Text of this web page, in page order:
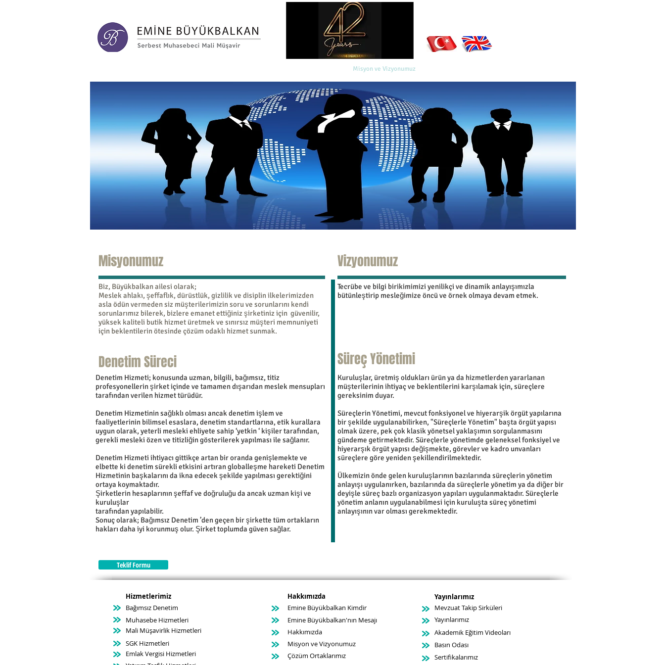
Misyon ve Vizyonumuz
Misyonumuz
Biz, Büyükbalkan ailesi olarak;
Meslek ahlakı, şeffaflık, dürüstlük, gizlilik ve disiplin ilkelerimizden
asla ödün vermeden siz müşterilerimizin soru ve sorunlarını kendi
sorunlarımız bilerek, bizlere emanet ettiğiniz şirketiniz için güvenilir,
yüksek kaliteli butik hizmet üretmek ve sınırsız müşteri memnuniyeti
için beklentilerin ötesinde çözüm odaklı hizmet sunmak.
Denetim Süreci
Denetim Hizmeti; konusunda uzman, bilgili, bağımsız, titiz
profesyonellerin şirket içinde ve tamamen dışarıdan meslek mensupları
tarafından verilen hizmet türüdür.
Denetim Hizmetinin sağlıklı olması ancak denetim işlem ve
faaliyetlerinin bilimsel esaslara, denetim standartlarına, etik kurallara
uygun olarak, yeterli mesleki ehliyete sahip ‘yetkin ‘ kişiler tarafından,
gerekli mesleki özen ve titizliğin gösterilerek yapılması ile sağlanır.
Denetim Hizmeti ihtiyacı gittikçe artan bir oranda genişlemekte ve
elbette ki denetim sürekli etkisini artıran globalleşme hareketi Denetim
Hizmetinin başkalarını da ikna edecek şekilde yapılması gerektiğini
ortaya koymaktadır.
Şirketlerin hesaplarının şeffaf ve doğruluğu da ancak uzman kişi ve
kuruluşlar
tarafından yapılabilir.
Sonuç olarak; Bağımsız Denetim ’den geçen bir şirkette tüm ortakların
hakları daha iyi korunmuş olur. Şirket toplumda güven sağlar.
Vizyonumuz
Tecrübe ve bilgi birikimimizi yenilikçi ve dinamik anlayışımızla
bütünleştirip mesleğimize öncü ve örnek olmaya devam etmek.
Süreç Yönetimi
Kuruluşlar, üretmiş oldukları ürün ya da hizmetlerden yararlanan
müşterilerinin ihtiyaç ve beklentilerini karşılamak için, süreçlere
gereksinim duyar.
Süreçlerin Yönetimi, mevcut fonksiyonel ve hiyerarşik örgüt yapılarına
bir şekilde uygulanabilirken, "Süreçlerle Yönetim" başta örgüt yapısı
olmak üzere, pek çok klasik yönetsel yaklaşımın sorgulanmasını
gündeme getirmektedir. Süreçlerle yönetimde geleneksel fonksiyel ve
hiyerarşık örgüt yapısı değişmekte, görevler ve kadro unvanları
süreçlere göre yeniden şekillendirilmektedir.
Ülkemizin önde gelen kuruluşlarının bazılarında süreçlerin yönetim
anlayışı uygulanırken, bazılarında da süreçlerle yönetim ya da diğer bir
deyişle süreç bazlı organizasyon yapıları uygulanmaktadır. Süreçlerle
yönetim anlanın uygulanabilmesi için kuruluşta süreç yönetimi
anlayışının var olması gerekmektedir.
Teklif Formu
Hizmetlerimiz
Bağımsız Denetim
Muhasebe Hizmetleri
Mali Müşavirlik Hizmetleri
SGK Hizmetleri
Emlak Vergisi Hizmetleri
Hakkımızda
Emine Büyükbalkan Kimdir
Emine Büyükbalkan'nın Mesajı
Hakkımızda
Misyon ve Vizyonumuz
Çözüm Ortaklarımız
Yayınlarımız
Mevzuat Takip Sirküleri
Yayınlarımız
Akademik Eğitim Videoları
Basın Odası
Sertifikalarımız